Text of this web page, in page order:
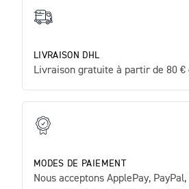
LIVRAISON DHL
Livraison gratuite à partir de 80 €
MODES DE PAIEMENT
Nous acceptons ApplePay,